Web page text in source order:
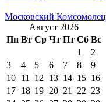
Московский Комсомолец
Август 2026
Пн Вт Ср Чт Пт Сб Вс
1
2
3
4 5 6 7 8
9
10 11 12 13 14 15 16
17 18 19 20 21 22 23